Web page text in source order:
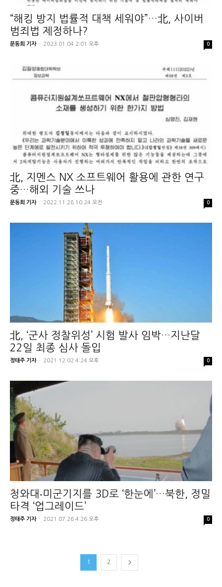
“해킹 방지 법률적 대책 세워야”…北, 사이버
범죄법 제정하나?
문동희 기자 - 2023.01.04 2:01 오후 0
北, 지멘스 NX 소프트웨어 활용에 관한 연구
중…해외 기술 쓰나
문동희 기자 - 2022.11.28 10:24 오전 0
北, ‘군사 정찰위성’ 시험 발사 임박…지난달
22일 최종 심사 돌입
정태주 기자 - 2021.12.02 4:24 오후 0
청와대‧미군기지를 3D로 ‘한눈에’…북한, 정밀
타격 ‘업그레이드’
정태주 기자 - 2021.07.26 4:26 오후 0
1 2